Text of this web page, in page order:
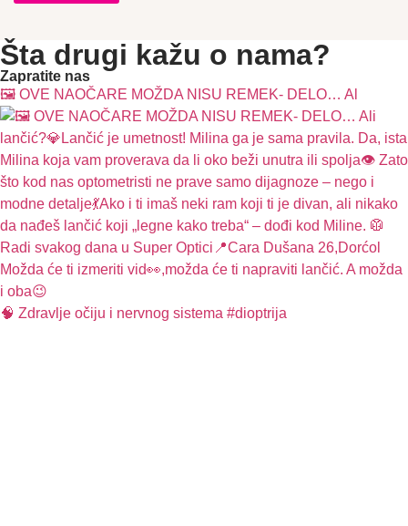
Šta drugi kažu o nama?
Zapratite nas
🖼️ OVE NAOČARE MOŽDA NISU REMEK- DELO… Al
🧠 Zdravlje očiju i nervnog sistema #dioptrija